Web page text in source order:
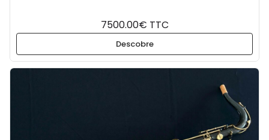
7500.00€ TTC
Descobre